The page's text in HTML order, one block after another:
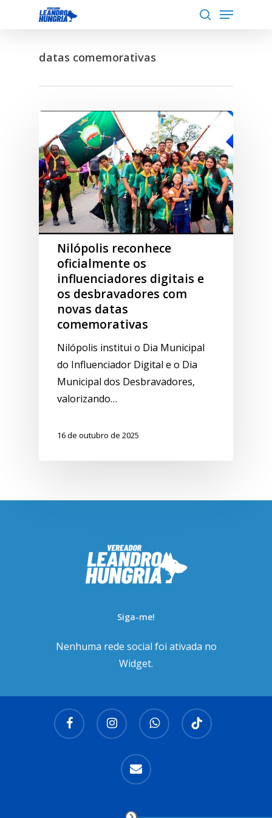
Menu
datas comemorativas
Nilópolis reconhece
oficialmente os
influenciadores digitais e
os desbravadores com
novas datas
comemorativas
Nilópolis institui o Dia Municipal
do Influenciador Digital e o Dia
Municipal dos Desbravadores,
valorizando…
16 de outubro de 2025
Siga-me!
Nenhuma rede social foi ativada no
Widget.
facebook instagram whatsapp tiktok
email